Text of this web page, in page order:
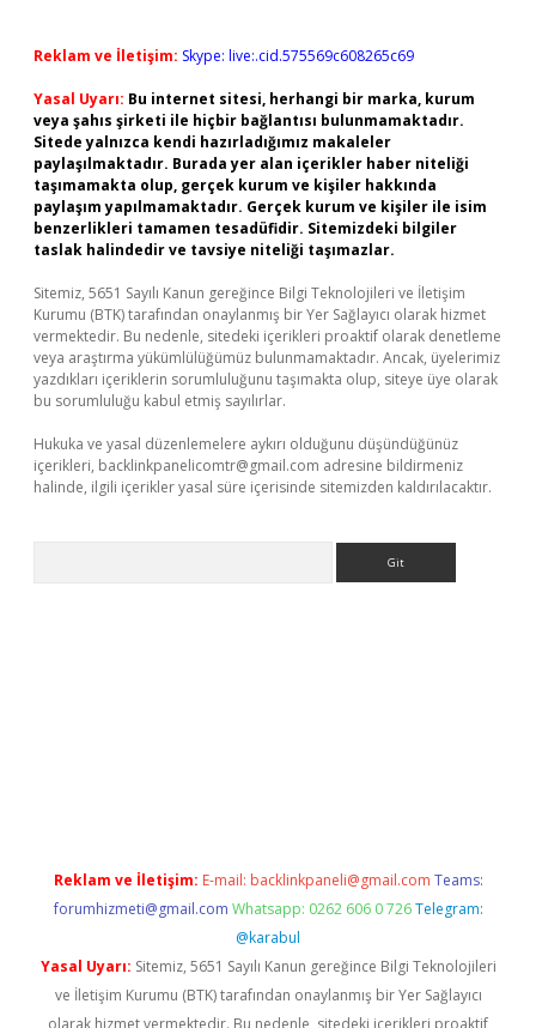
Reklam ve İletişim: Skype: live:.cid.575569c608265c69
Yasal Uyarı: Bu internet sitesi, herhangi bir marka, kurum
veya şahıs şirketi ile hiçbir bağlantısı bulunmamaktadır.
Sitede yalnızca kendi hazırladığımız makaleler
paylaşılmaktadır. Burada yer alan içerikler haber niteliği
taşımamakta olup, gerçek kurum ve kişiler hakkında
paylaşım yapılmamaktadır. Gerçek kurum ve kişiler ile isim
benzerlikleri tamamen tesadüfidir. Sitemizdeki bilgiler
taslak halindedir ve tavsiye niteliği taşımazlar.
Sitemiz, 5651 Sayılı Kanun gereğince Bilgi Teknolojileri ve İletişim
Kurumu (BTK) tarafından onaylanmış bir Yer Sağlayıcı olarak hizmet
vermektedir. Bu nedenle, sitedeki içerikleri proaktif olarak denetleme
veya araştırma yükümlülüğümüz bulunmamaktadır. Ancak, üyelerimiz
yazdıkları içeriklerin sorumluluğunu taşımakta olup, siteye üye olarak
bu sorumluluğu kabul etmiş sayılırlar.
Hukuka ve yasal düzenlemelere aykırı olduğunu düşündüğünüz
içerikleri, backlinkpanelicomtr@gmail.com adresine bildirmeniz
halinde, ilgili içerikler yasal süre içerisinde sitemizden kaldırılacaktır.
Reklam ve İletişim: E-mail: backlinkpaneli@gmail.com Teams:
forumhizmeti@gmail.com Whatsapp: 0262 606 0 726 Telegram:
@karabul
Yasal Uyarı: Sitemiz, 5651 Sayılı Kanun gereğince Bilgi Teknolojileri
ve İletişim Kurumu (BTK) tarafından onaylanmış bir Yer Sağlayıcı
olarak hizmet vermektedir. Bu nedenle, sitedeki içerikleri proaktif